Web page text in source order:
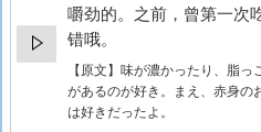
嚼劲的。之前，曾第一次
错哦。
【原文】 味が濃かったり、脂っ
があるのが好き。まえ、赤身の
は好きだったよ。